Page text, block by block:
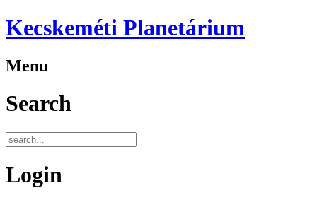
Kecskeméti Planetárium
Menu
Search
Login